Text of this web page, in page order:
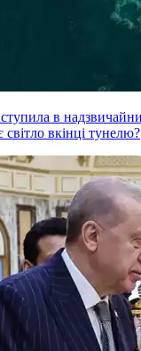
в
світло вкінці тунелю?